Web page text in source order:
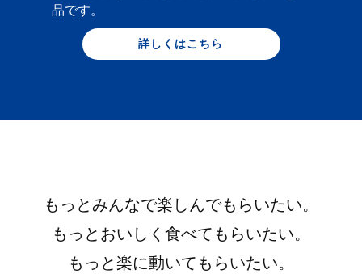
品です。
詳しくはこちら
もっとみんなで楽しんでもらいたい。
もっとおいしく食べてもらいたい。
もっと楽に動いてもらいたい。